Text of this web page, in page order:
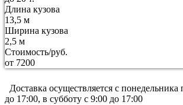
Длина кузова
13,5 м
Ширина кузова
2,5 м
Стоимость/руб.
от 7200
Доставка осуществляется c
до 17:00, в субботу с 9:00 до 17:00